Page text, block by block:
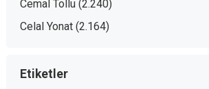
Cemal Tollu (2.240)
Celal Yonat (2.164)
Etiketler